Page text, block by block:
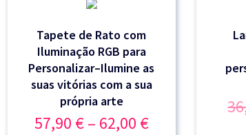
Tapete de Rato com
Iluminação RGB para
Personalizar–Ilumine as
suas vitórias com a sua
própria arte
57,90 €– 62,00 €Price